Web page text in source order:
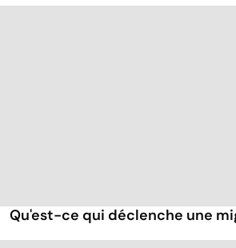
Qu'est-ce qui déclenche une